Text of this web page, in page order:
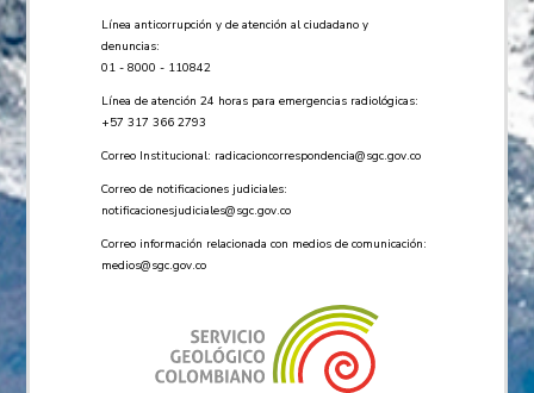
Línea anticorrupción y de atención al ciudadano y
denuncias:
01 - 8000 - 110842
Línea de atención 24 horas para emergencias radiológicas:
+57 ​317 366 2793
Correo Institucional: radicacioncorrespondencia@sgc.gov.co
Correo de notificaciones judiciales:
notificacionesjudiciales@sgc.gov.co
Correo información relacionada con medios de comunicación:
medios@sgc.gov.co